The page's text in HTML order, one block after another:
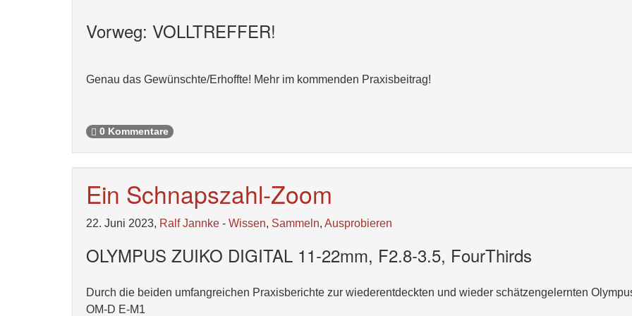
Vorweg: VOLLTREFFER!
Genau das Gewünschte/Erhoffte! Mehr im kommenden Praxisbeitrag!
0 Kommentare
Ein Schnapszahl-Zoom
22. Juni 2023, Ralf Jannke - Wissen, Sammeln, Ausprobieren
OLYMPUS ZUIKO DIGITAL 11-22mm, F2.8-3.5, FourThirds
Durch die beiden umfangreichen Praxisberichte zur wiederentdeckten und wieder schätzengelernten
OM-D E-M1